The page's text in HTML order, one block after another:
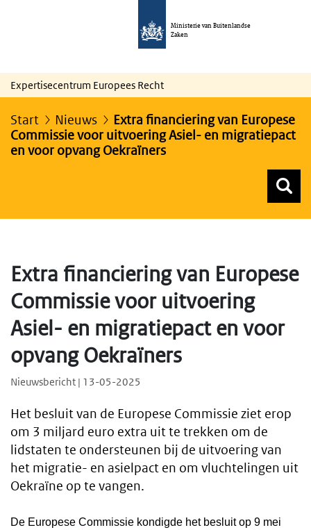
Ministerie van Buitenlandse
Zaken
Expertisecentrum Europees Recht
Start Nieuws
Extra financiering van Europese
Commissie voor uitvoering Asiel- en migratiepact
en voor opvang Oekraïners
Extra financiering van Europese
Commissie voor uitvoering
Asiel- en migratiepact en voor
opvang Oekraïners
Nieuwsbericht | 13-05-2025
Het besluit van de Europese Commissie ziet erop
om 3 miljard euro extra uit te trekken om de
lidstaten te ondersteunen bij de uitvoering van
het migratie- en asielpact en om vluchtelingen uit
Oekraïne op te vangen.
De Europese Commissie kondigde het besluit op 9 mei